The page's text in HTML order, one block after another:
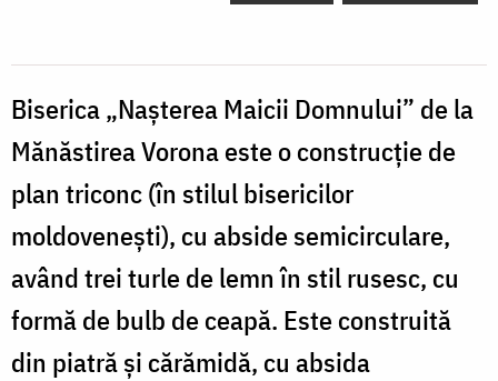
Domnului”
(Mănăstirea
Vorona)
Foto:
Constantin
Comici
Biserica „Nașterea Maicii Domnului” de la
Mănăstirea Vorona este o construcție de
plan triconc (în stilul bisericilor
moldovenești), cu abside semicirculare,
având trei turle de lemn în stil rusesc, cu
formă de bulb de ceapă. Este construită
din piatră și cărămidă, cu absida